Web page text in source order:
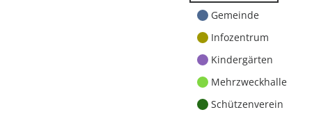
Gemeinde
Infozentrum
Kindergärten
Mehrzweckhalle
Schützenverein